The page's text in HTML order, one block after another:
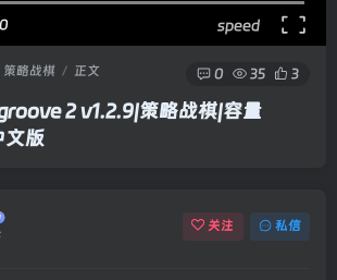
speed
策略战棋 正文 0 35 3
2 v1.2.9|策略战棋|容量
文版
关注 私信